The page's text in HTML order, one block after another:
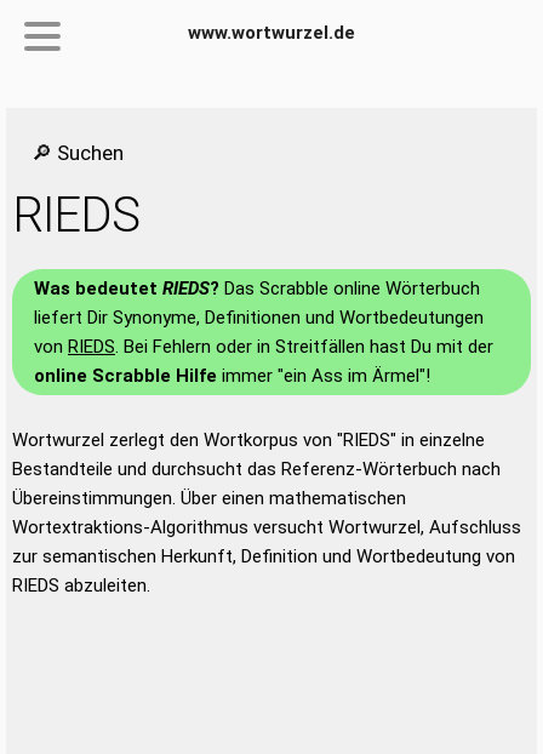
www.wortwurzel.de
🔎 Suchen
RIEDS
Was bedeutet RIEDS? Das Scrabble online Wörterbuch
liefert Dir Synonyme, Definitionen und Wortbedeutungen
von RIEDS. Bei Fehlern oder in Streitfällen hast Du mit der
online Scrabble Hilfe immer "ein Ass im Ärmel"!
Wortwurzel zerlegt den Wortkorpus von "RIEDS" in einzelne
Bestandteile und durchsucht das Referenz-Wörterbuch nach
Übereinstimmungen. Über einen mathematischen
Wortextraktions-Algorithmus versucht Wortwurzel, Aufschluss
zur semantischen Herkunft, Definition und Wortbedeutung von
RIEDS abzuleiten.